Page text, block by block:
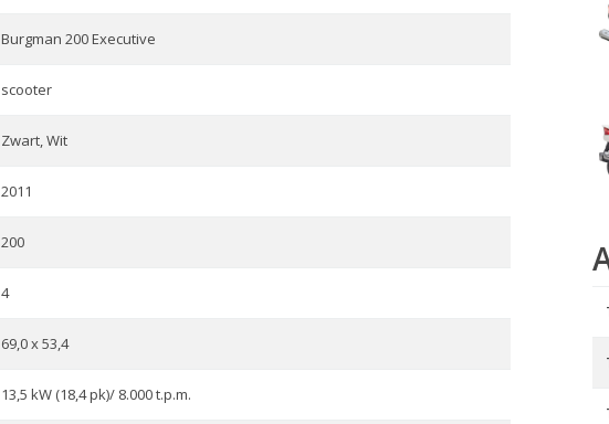
Burgman 200 Executive
scooter
Zwart, Wit
2011
200
4
69,0 x 53,4
13,5 kW (18,4 pk)/ 8.000 t.p.m.